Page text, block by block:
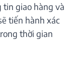
tin giao hàng và
tiến hành xác
thời gian